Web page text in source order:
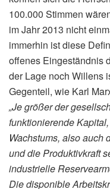
100.000 Stimmen
im Jahr 2013 nicht
immerhin ist diese
offenes Eingeständnis
der Lage noch Willens
Gegenteil, wie Karl
„Je größer der
funktionierende
Wachstums, also auch
und die Produktivkraft
industrielle
Die disponible